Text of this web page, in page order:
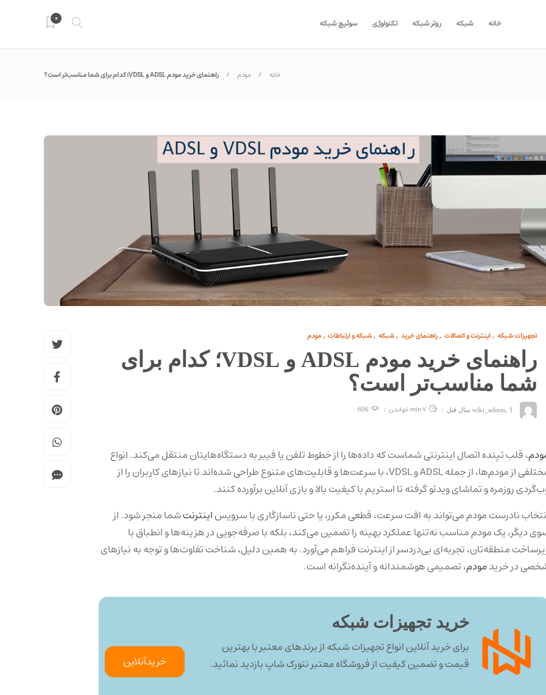
خانه شبکه روتر شبکه تکنولوژی سوئیچ شبکه 0
خانه مودم راهنمای خرید مودم ADSL و VDSL؛ کدام برای شما مناسب‌تر است؟
تجهیزات شبکه , اینترنت و اتصالات , راهنمای خرید , شبکه , شبکه و ارتباطات , مودم
راهنمای خرید مودم ADSL و VDSL؛ کدام برای
شما مناسب‌تر است؟
wiki_admin 1 سال قبل 7 min خواندن 606
، قلب تپنده اتصال اینترنتی شماست که داده‌ها را از خطوط تلفن یا فیبر به دستگاه‌هایتان منتقل می‌کند. انواع
مختلفی از مودم‌ها، از جمله ADSL و VDSL، با سرعت‌ها و قابلیت‌های متنوع طراحی شده‌اند تا نیازهای کاربران را از
روزمره و تماشای ویدئو گرفته تا استریم با کیفیت بالا و بازی آنلاین برآورده کنند.
نادرست مودم می‌تواند به افت سرعت، قطعی مکرر، یا حتی ناسازگاری با سرویساینترنتشما منجر شود. از
دیگر، یک مودم مناسب نه‌تنها عملکرد بهینه را تضمین می‌کند، بلکه با صرفه‌جویی در هزینه‌ها و انطباق با
منطقه‌تان، تجربه‌ای بی‌دردسر از اینترنت فراهم می‌آورد. به همین دلیل، شناخت تفاوت‌ها و توجه به نیازهای
در خریدمودم، تصمیمی هوشمندانه و آینده‌نگرانه است.
خرید تجهیزات شبکه
برای خرید آنلاین انواع تجهیزات شبکه از برندهای معتبر با بهترین
قیمت و تضمین کیفیت از فروشگاه معتبر نتورک شاپ بازدید نمائید.
خرید‌آنلاین